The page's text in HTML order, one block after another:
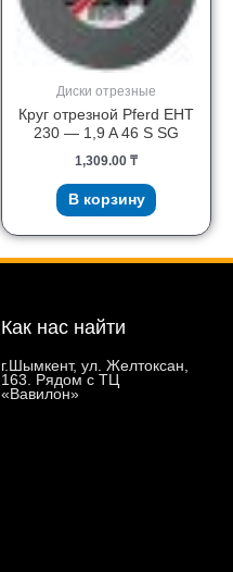
Диски отрезные
Круг отрезной Pferd EHT
230 — 1,9 A 46 S SG
1,309.00 ₸
В корзину
Как нас найти
г.Шымкент, ул. Желтоксан,
163. Рядом с ТЦ
«Вавилон»